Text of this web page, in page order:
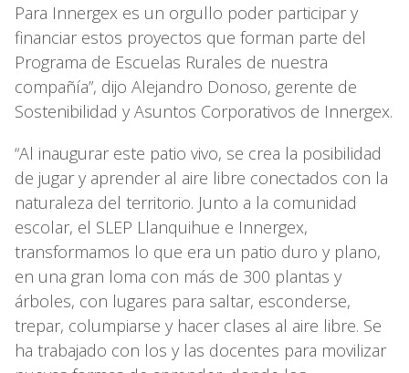
Para Innergex es un orgullo poder participar y
financiar estos proyectos que forman parte del
Programa de Escuelas Rurales de nuestra
compañía”, dijo Alejandro Donoso, gerente de
Sostenibilidad y Asuntos Corporativos de Innergex.
“Al inaugurar este patio vivo, se crea la posibilidad
de jugar y aprender al aire libre conectados con la
naturaleza del territorio. Junto a la comunidad
escolar, el SLEP Llanquihue e Innergex,
transformamos lo que era un patio duro y plano,
en una gran loma con más de 300 plantas y
árboles, con lugares para saltar, esconderse,
trepar, columpiarse y hacer clases al aire libre. Se
ha trabajado con los y las docentes para movilizar